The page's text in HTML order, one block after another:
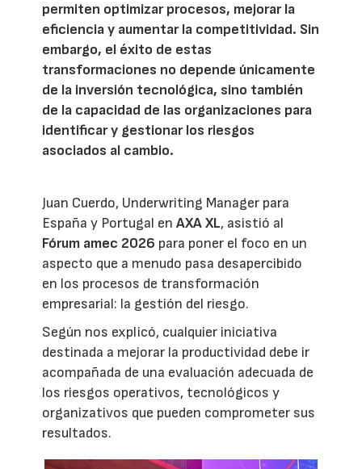
permiten optimizar procesos, mejorar la
eficiencia y aumentar la competitividad. Sin
embargo, el éxito de estas
transformaciones no depende únicamente
de la inversión tecnológica, sino también
de la capacidad de las organizaciones para
identificar y gestionar los riesgos
asociados al cambio.
Juan Cuerdo, Underwriting Manager para
España y Portugal enAXA XL, asistió al
Fórum amec 2026 para poner el foco en un
aspecto que a menudo pasa desapercibido
en los procesos de transformación
empresarial: la gestión del riesgo.
Según nos explicó, cualquier iniciativa
destinada a mejorar la productividad debe ir
acompañada de una evaluación adecuada de
los riesgos operativos, tecnológicos y
organizativos que pueden comprometer sus
resultados.